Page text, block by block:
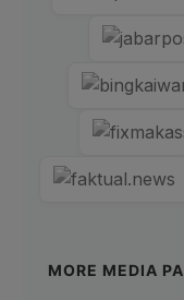
MORE MEDIA